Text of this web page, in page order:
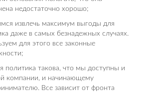
недостаточно хорошо;
извлечь максимум выгоды для
даже в самых безнадежных случаях.
для этого все законные
политика такова, что мы доступны и
компании, и начинающему
Все зависит от фронта